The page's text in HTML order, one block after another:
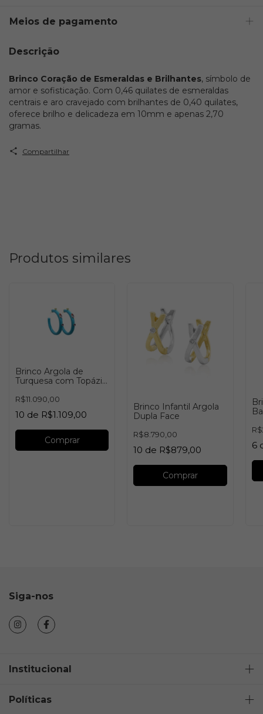
Meios de pagamento
Descrição
Brinco Coração de Esmeraldas e Brilhantes, símbolo de
amor e sofisticação. Com 0,46 quilates de esmeraldas
centrais e aro cravejado com brilhantes de 0,40 quilates,
oferece brilho e delicadeza em 10mm e apenas 2,70
gramas.
Compartilhar
Produtos similares
Brinco Argola de
Turquesa com Topázio
R$11.090,00
10 de R$1.109,00
Comprar
Brinco Infantil Argola
Dupla Face
R$8.790,00
10 de R$879,00
Comprar
6
Siga-nos
Institucional
Políticas